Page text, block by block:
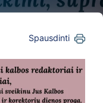
Spausdinti